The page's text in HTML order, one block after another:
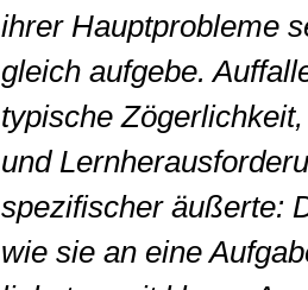
ihrer Hauptprobleme
gleich aufgebe.
typische
und
spezifischer äußerte:
wie sie an eine